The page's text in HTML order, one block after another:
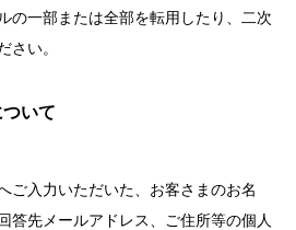
の一部または全部を転用したり、二次
さい。
いて
ご入力いただいた、お客さまのお名
答先メールアドレス、ご住所等の個人